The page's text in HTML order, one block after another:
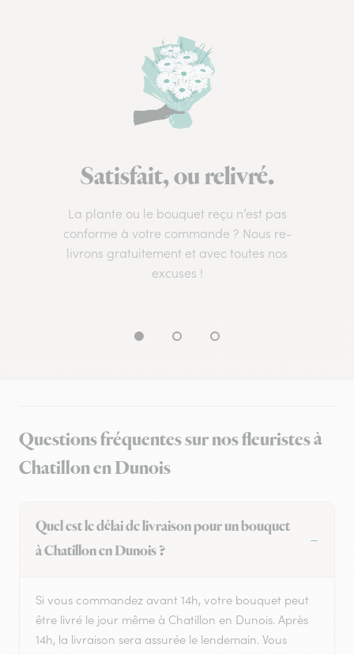
Satisfait, ou relivré.
La plante ou le bouquet reçu n’est pas
conforme à votre commande ? Nous re-
livrons gratuitement et avec toutes nos
excuses !
Questions fréquentes sur nos fleuristes à
Chatillon en Dunois
Quel est le délai de livraison pour un bouquet
à Chatillon en Dunois ?
Si vous commandez avant 14h, votre bouquet peut
être livré le jour même à Chatillon en Dunois. Après
14h, la livraison sera assurée le lendemain. Vous